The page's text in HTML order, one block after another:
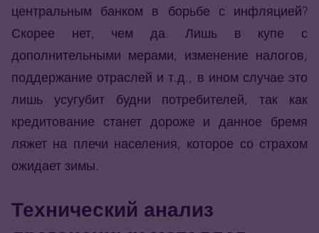
центральным банком в борьбе с инфляцией?
Скорее нет, чем да. Лишь в купе с
дополнительными мерами, изменение налогов,
поддержание отраслей и т.д., в ином случае это
лишь усугубит будни потребителей, так как
кредитование станет дороже и данное бремя
ляжет на плечи населения, которое со страхом
ожидает зимы.
Технический анализ